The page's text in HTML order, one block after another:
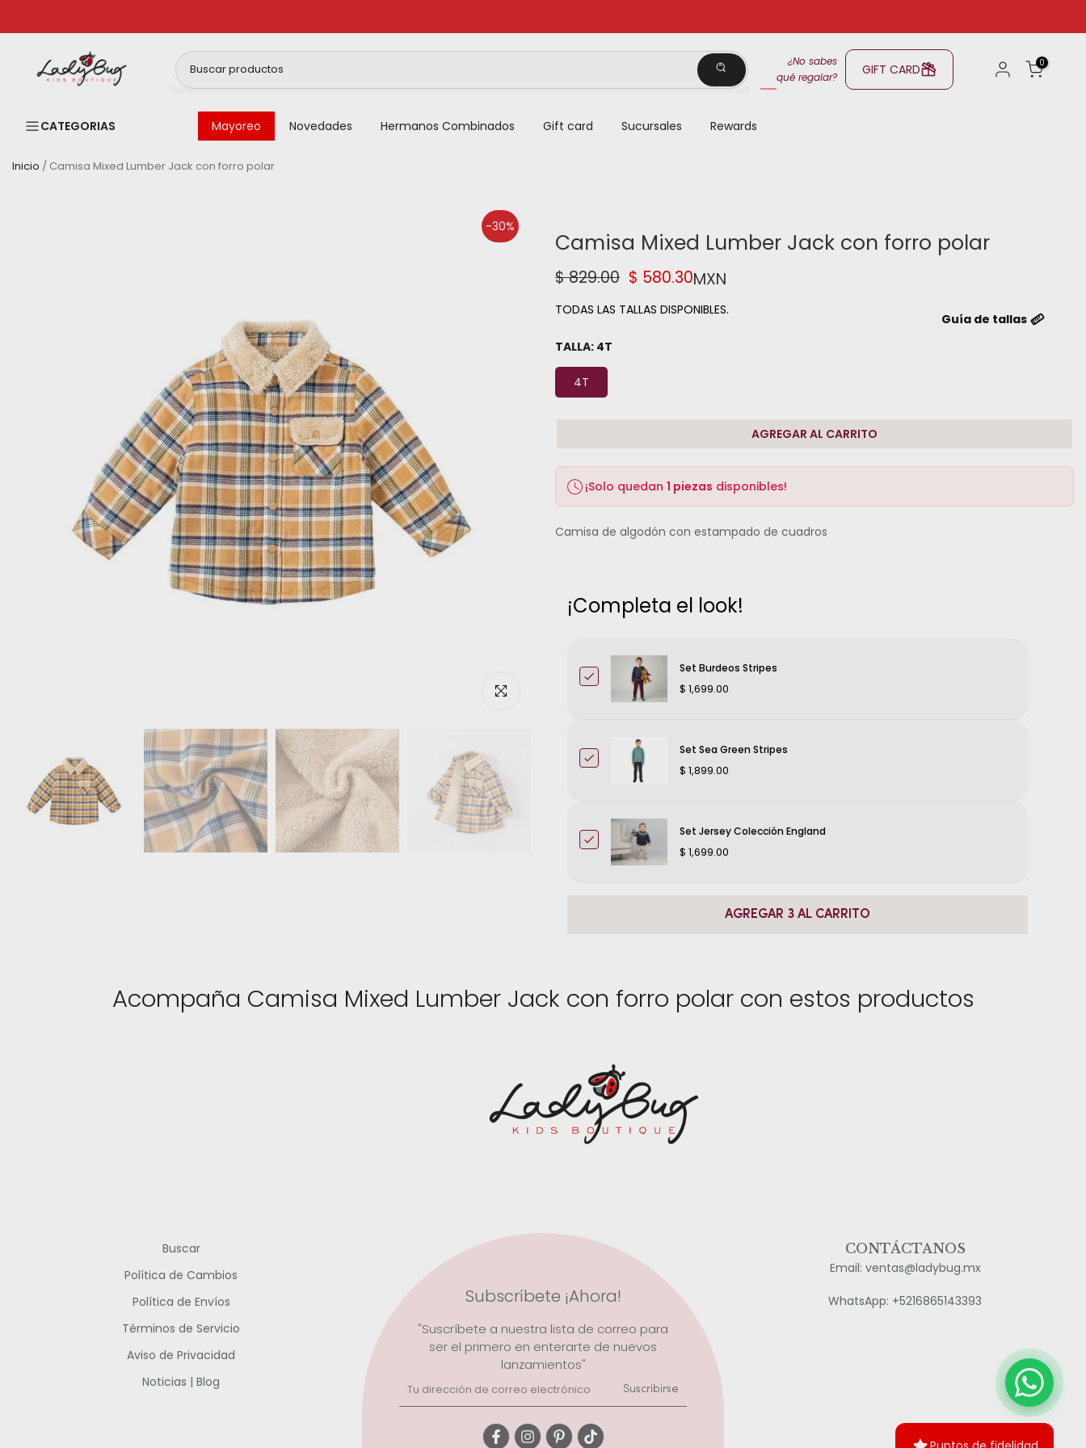
al
¿No sabes
qué regalar?
GIFT CARD 0
CATEGORIAS Mayoreo Novedades Hermanos Combinados Gift card Sucursales Rewards
Inicio / Camisa Mixed Lumber Jack con forro polar
-30%
Haz clic para ampliar
Camisa Mixed Lumber Jack con forro polar
$ 829.00 $ 580.30MXN
TODAS LAS TALLAS DISPONIBLES.
Guía de tallas
TALLA: 4T
4T
AGREGAR AL CARRITO
¡Solo quedan 1 piezas disponibles!
Camisa de algodón con estampado de cuadros
¡Completa el look!
Set Burdeos Stripes
$ 1,699.00
Set Sea Green Stripes
$ 1,899.00
Set Jersey Colección England
$ 1,699.00
AGREGAR 3 AL CARRITO
Acompaña Camisa Mixed Lumber Jack con forro polar con estos productos
Buscar
Política de Cambios
Política de Envíos
Términos de Servicio
Aviso de Privacidad
Noticias | Blog
Subscríbete ¡Ahora!
"Suscríbete a nuestra lista de correo para
ser el primero en enterarte de nuevos
lanzamientos"
Suscribirse
CONTÁCTANOS
Email: ventas@ladybug.mx
WhatsApp: +5216865143393